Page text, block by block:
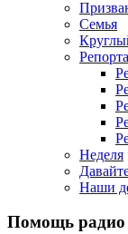
Семья
Неделя
Наши
Помощь радио